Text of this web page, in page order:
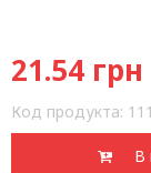
21.54 грн
Код продукта:
В